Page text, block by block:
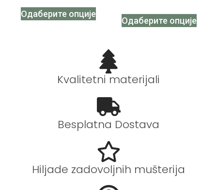
Одаберите опције
Одаберите опције
Kvalitetni materijali
Besplatna Dostava
Hiljade zadovoljnih mušterija